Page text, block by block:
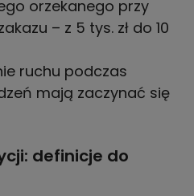
orzekanego przy
– z 5 tys. zł do 10
ruchu podczas
mają zaczynać się
definicje do